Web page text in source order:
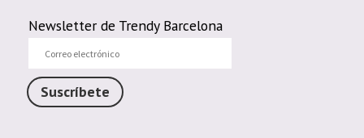
Newsletter de Trendy Barcelona
electrónico
Suscríbete